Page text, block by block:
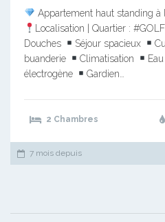
Appartement haut standing
Localisation | Quartier : #GOLF
Douches
Séjour spacieux
buanderie
Climatisation
électrogène
Gardien…
2 Chambres
7 mois depuis